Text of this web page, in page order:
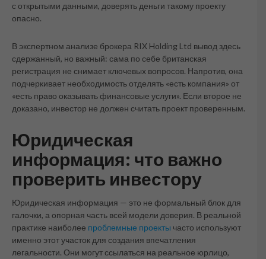
с открытыми данными, доверять деньги такому проекту
опасно.
В экспертном анализе брокера RIX Holding Ltd вывод здесь
сдержанный, но важный: сама по себе британская
регистрация не снимает ключевых вопросов. Напротив, она
подчеркивает необходимость отделять «есть компания» от
«есть право оказывать финансовые услуги». Если второе не
доказано, инвестор не должен считать проект проверенным.
Юридическая
информация: что важно
проверить инвестору
Юридическая информация — это не формальный блок для
галочки, а опорная часть всей модели доверия. В реальной
практике наиболее проблемные проекты часто используют
именно этот участок для создания впечатления
легальности. Они могут ссылаться на реальное юрлицо,